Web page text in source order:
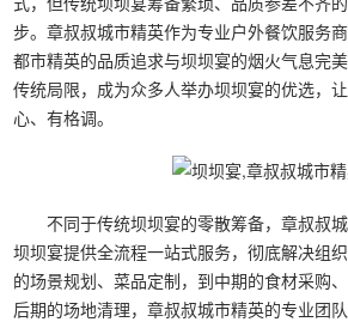
步。章叔叔城市精英作为专业户外餐饮服务
都市精英的品质追求与坝坝宴的烟火气息完
传统局限，成为众多人举办坝坝宴的优选，
心、有格调。
不同于传统坝坝宴的零散筹备，章叔叔城
坝坝宴提供全流程一站式服务，彻底解决组
的场景规划、菜品定制，到中期的食材采购
后期的场地清理，章叔叔城市精英的专业团